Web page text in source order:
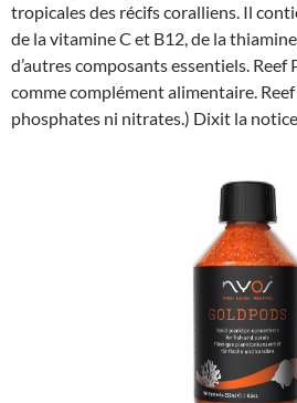
tropicales des récifs coralliens. Il
de la vitamine C et B12, de la
d’autres composants essentiels.
comme complément alimentaire.
phosphates ni nitrates.) Dixit la